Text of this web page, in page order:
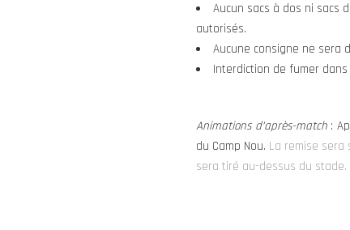
Aucun sacs à dos ni sacs
autorisés.
Aucune consigne ne sera
Interdiction de fumer dans
Animations d’après-match:
du Camp Nou. La remise sera
sera tiré au-dessus du stade.